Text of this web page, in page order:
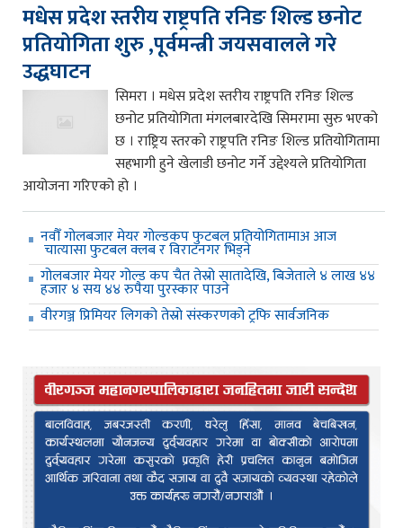
मधेस प्रदेश स्तरीय राष्ट्रपति रनिङ शिल्ड छनोट
प्रतियोगिता शुरु ,पूर्वमन्त्री जयसवालले गरे
उद्धघाटन
सिमरा । मधेस प्रदेश स्तरीय राष्ट्रपति रनिङ शिल्ड
छनोट प्रतियोगिता मंगलबारदेखि सिमरामा सुरु भएको
छ । राष्ट्रिय स्तरको राष्ट्रपति रनिङ शिल्ड प्रतियोगितामा
सहभागी हुने खेलाडी छनोट गर्ने उद्देश्यले प्रतियोगिता
आयोजना गरिएको हो ।
नवौँ गोलबजार मेयर गोल्डकप फुटबल प्रतियोगितामाअ आज
चात्यासा फुटबल क्लब र विराटनगर भिड्ने
गोलबजार मेयर गोल्ड कप चैत तेस्रो सातादेखि, बिजेताले ४ लाख ४४
हजार ४ सय ४४ रुपैया पुरस्कार पाउने
वीरगञ्ज प्रिमियर लिगको तेस्रो संस्करणको ट्रफि सार्वजनिक